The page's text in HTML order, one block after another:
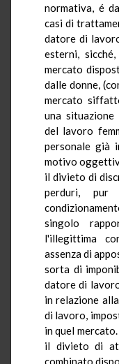
normativa, é
casi di
datore di
esterni,
mercato
dalle donne,
mercato
una
del lavoro
personale già
motivo
il divieto di
perduri, pur
singolo
l'illegittima
assenza di
sorta di
datore di
in relazione
di lavoro,
in quel
il divieto di
combinato